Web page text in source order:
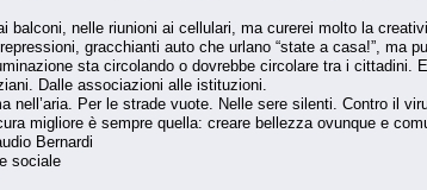
nelle riunioni ai cellulari, ma curerei molto la
gracchianti auto che urlano “state a casa!”, ma
sta circolando o dovrebbe circolare tra i cittadini.
Dalle associazioni alle istituzioni.
nell’aria. Per le strade vuote. Nelle sere silenti. Contro il
migliore è sempre quella: creare bellezza ovunque e
Bernardi
sociale